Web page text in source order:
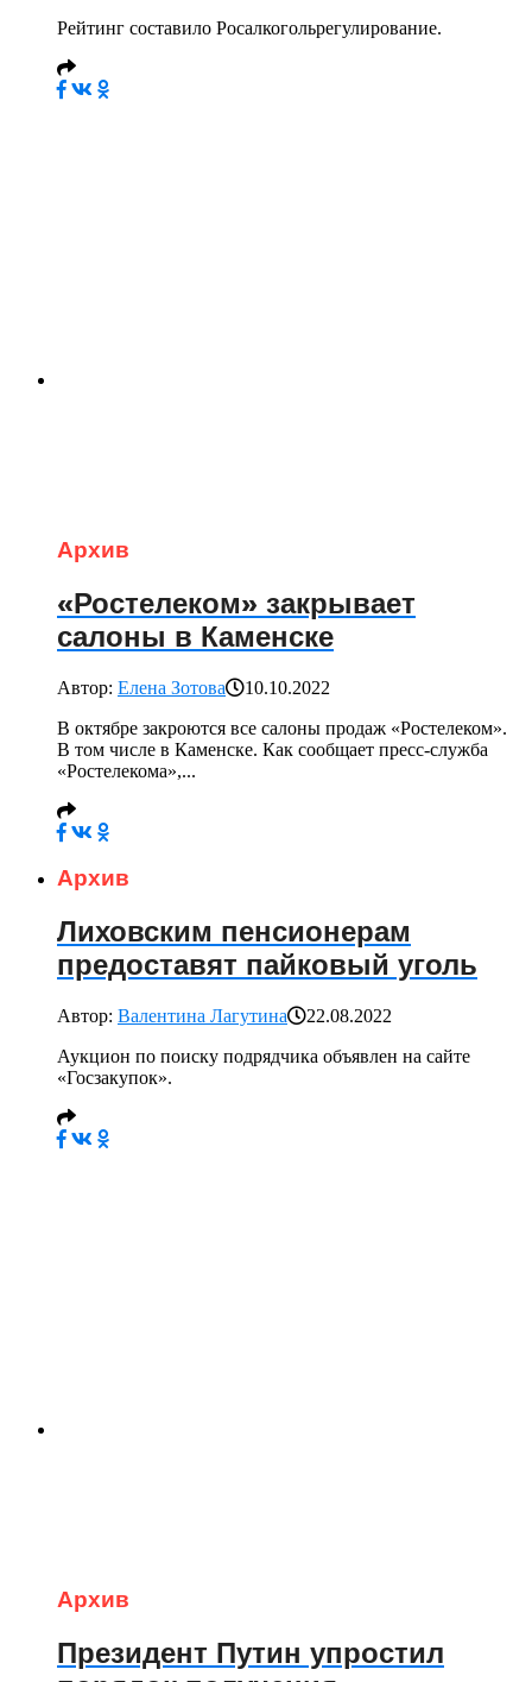
Рейтинг составило Росалкогольрегулирование.
Архив
«Ростелеком» закрывает
салоны в Каменске
Автор: Елена Зотова
10.10.2022
В октябре закроются все салоны продаж «Ростелеком».
В том числе в Каменске. Как сообщает пресс-служба
«Ростелекома»,...
Архив
Лиховским пенсионерам
предоставят пайковый уголь
Автор: Валентина Лагутина
22.08.2022
Аукцион по поиску подрядчика объявлен на сайте
«Госзакупок».
Архив
Президент Путин упростил